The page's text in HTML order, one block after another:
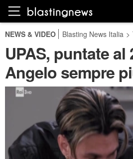
NEWS & VIDEO Blasting News Italia >
UPAS, puntate
Angelo sempre